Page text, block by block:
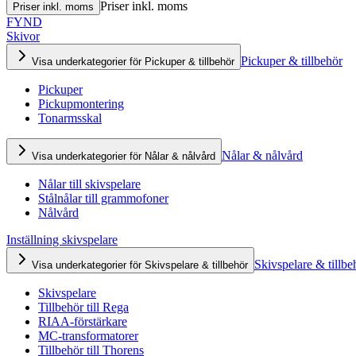
Priser inkl. moms Priser inkl. moms
FYND
Skivor
Visa underkategorier för Pickuper & tillbehör Pickuper & tillbehör
Pickuper
Pickupmontering
Tonarmsskal
Visa underkategorier för Nålar & nålvård Nålar & nålvård
Nålar till skivspelare
Stålnålar till grammofoner
Nålvård
Inställning skivspelare
Visa underkategorier för Skivspelare & tillbehör Skivspelare &
Skivspelare
Tillbehör till Rega
RIAA-förstärkare
MC-transformatorer
Tillbehör till Thorens